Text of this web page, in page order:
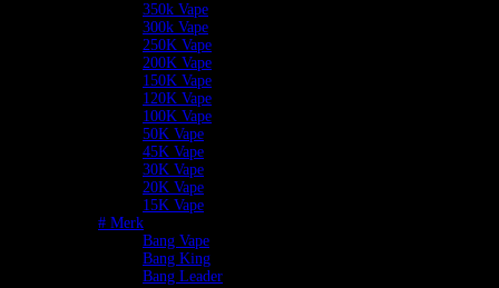
350k Vape
300k Vape
250K Vape
200K Vape
150K Vape
120K Vape
100K Vape
50K Vape
45K Vape
30K Vape
20K Vape
15K Vape
# Merk
Bang Vape
Bang King
Bang Leader